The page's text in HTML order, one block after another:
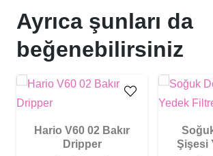
Ayrıca şunları da
beğenebilirsiniz
Hario V60 02 Bakır
Dripper
Şişesi